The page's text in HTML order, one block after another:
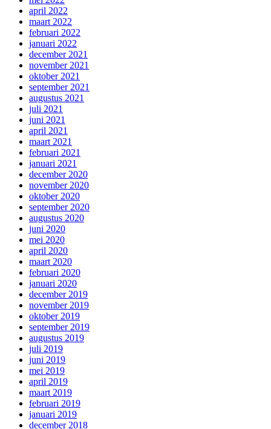
april 2022
maart 2022
februari 2022
januari 2022
december 2021
november 2021
oktober 2021
september 2021
augustus 2021
juli 2021
juni 2021
april 2021
maart 2021
februari 2021
januari 2021
december 2020
november 2020
oktober 2020
september 2020
augustus 2020
juni 2020
mei 2020
april 2020
maart 2020
februari 2020
januari 2020
december 2019
november 2019
oktober 2019
september 2019
augustus 2019
juli 2019
juni 2019
mei 2019
april 2019
maart 2019
februari 2019
januari 2019
december 2018